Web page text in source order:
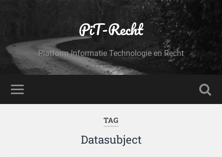
PiT-Recht
Platform Informatie Technologie en Recht
TAG
Datasubject